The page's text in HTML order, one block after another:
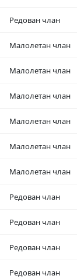
Редован члан
Малолетан члан
Малолетан члан
Малолетан члан
Малолетан члан
Малолетан члан
Малолетан члан
Редован члан
Редован члан
Редован члан
Редован члан